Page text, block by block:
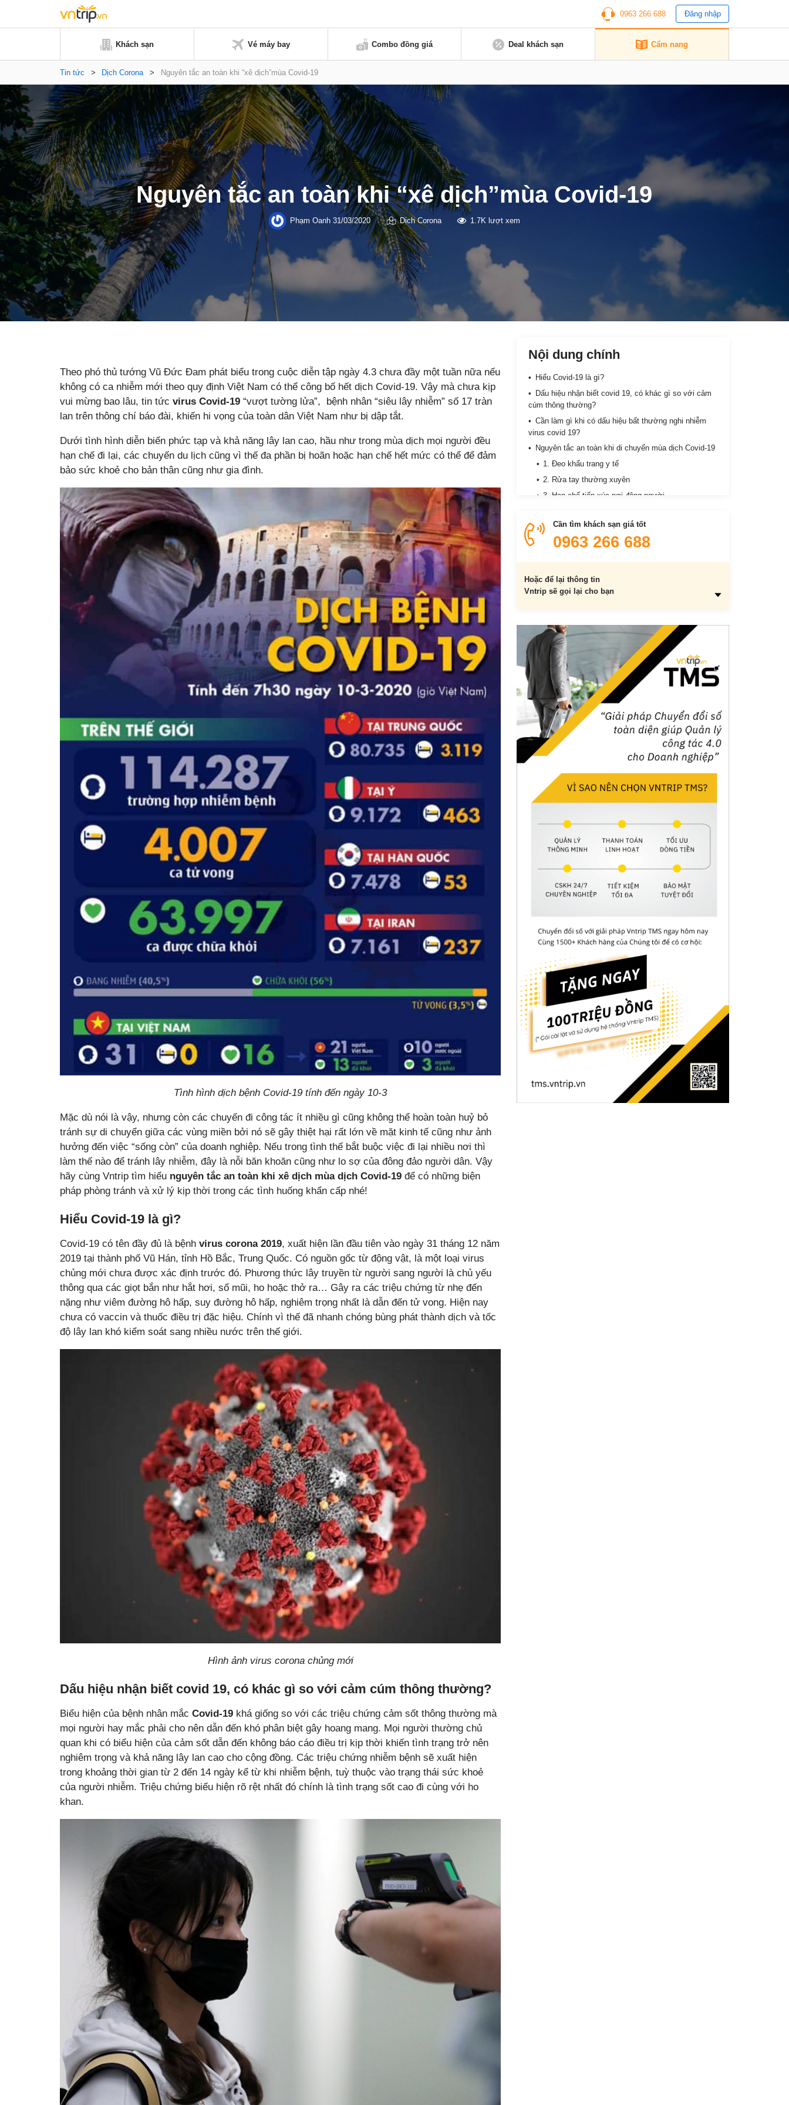
0963 266 688 Đăng nhập
Khách sạn Vé máy bay Combo đồng giá Deal khách sạn Cẩm nang
Tin tức > Dịch Corona > Nguyên tắc an toàn khi “xê dịch”mùa Covid-19
Nguyên tắc an toàn khi “xê dịch”mùa Covid-19
Phạm Oanh 31/03/2020 Dịch Corona 1.7K lượt xem
Theo phó thủ tướng Vũ Đức Đam phát biểu trong cuộc diễn tập ngày 4.3 chưa đầy một tuần nữa nếu
không có ca nhiễm mới theo quy định Việt Nam có thể công bố hết dịch Covid-19. Vậy mà chưa kịp
vui mừng bao lâu, tin tức virus Covid-19 “vượt tường lửa”, bệnh nhân “siêu lây nhiễm” số 17 tràn
lan trên thông chí báo đài, khiến hi vọng của toàn dân Việt Nam như bị dập tắt.
Dưới tình hình diễn biến phức tạp và khả năng lây lan cao, hầu như trong mùa dịch mọi người đều
hạn chế đi lại, các chuyến du lịch cũng vì thế đa phần bị hoãn hoặc hạn chế hết mức có thể để đảm
bảo sức khoẻ cho bản thân cũng như gia đình.
Tình hình dịch bệnh Covid-19 tính đến ngày 10-3
Mặc dù nói là vậy, nhưng còn các chuyến đi công tác ít nhiều gì cũng không thể hoàn toàn huỷ bỏ
tránh sự di chuyển giữa các vùng miền bởi nó sẽ gây thiệt hại rất lớn về mặt kinh tế cũng như ảnh
hưởng đến việc “sống còn” của doanh nghiệp. Nếu trong tình thế bắt buộc việc đi lại nhiều nơi thì
làm thế nào để tránh lây nhiễm, đây là nỗi băn khoăn cũng như lo sợ của đông đảo người dân. Vậy
hãy cùng Vntrip tìm hiểu nguyên tắc an toàn khi xê dịch mùa dịch Covid-19 để có những biện
pháp phòng tránh và xử lý kịp thời trong các tình huống khẩn cấp nhé!
Hiểu Covid-19 là gì?
Covid-19 có tên đầy đủ là bệnh virus corona 2019, xuất hiện lần đầu tiên vào ngày 31 tháng 12 năm
2019 tại thành phố Vũ Hán, tỉnh Hồ Bắc, Trung Quốc. Có nguồn gốc từ động vật, là một loại virus
chủng mới chưa được xác định trước đó. Phương thức lây truyền từ người sang người là chủ yếu
thông qua các giọt bắn như hắt hơi, sổ mũi, ho hoặc thở ra… Gây ra các triệu chứng từ nhẹ đến
nặng như viêm đường hô hấp, suy đường hô hấp, nghiêm trọng nhất là dẫn đến tử vong. Hiện nay
chưa có vaccin và thuốc điều trị đặc hiệu. Chính vì thế đã nhanh chóng bùng phát thành dịch và tốc
độ lây lan khó kiểm soát sang nhiều nước trên thế giới.
Hình ảnh virus corona chủng mới
Dấu hiệu nhận biết covid 19, có khác gì so với cảm cúm thông thường?
Biểu hiện của bệnh nhân mắc Covid-19 khá giống so với các triệu chứng cảm sốt thông thường mà
mọi người hay mắc phải cho nên dẫn đến khó phân biệt gây hoang mang. Mọi người thường chủ
quan khi có biểu hiện của cảm sốt dẫn đến không báo cáo điều trị kịp thời khiến tình trạng trở nên
nghiêm trọng và khả năng lây lan cao cho cộng đồng. Các triệu chứng nhiễm bệnh sẽ xuất hiện
trong khoảng thời gian từ 2 đến 14 ngày kể từ khi nhiễm bệnh, tuỳ thuộc vào trạng thái sức khoẻ
của người nhiễm. Triệu chứng biểu hiện rõ rệt nhất đó chính là tình trạng sốt cao đi cùng với ho
khan.
Nội dung chính
Hiểu Covid-19 là gì?
Dấu hiệu nhận biết covid 19, có khác gì so với cảm
cúm thông thường?
Cần làm gì khi có dấu hiệu bất thường nghi nhiễm
virus covid 19?
Nguyên tắc an toàn khi di chuyển mùa dịch Covid-19
1. Đeo khẩu trang y tế
2. Rửa tay thường xuyên
3. Hạn chế tiếp xúc nơi đông người
5. Nâng cao ý thức cộng đồng
Cần tìm khách sạn giá tốt
0963 266 688
Hoặc để lại thông tin
Vntrip sẽ gọi lại cho bạn